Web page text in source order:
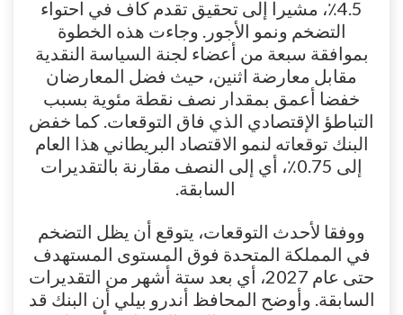
4.5٪، مشيرا إلى تحقيق تقدم كاف في احتواء
التضخم ونمو الأجور. وجاءت هذه الخطوة
بموافقة سبعة من أعضاء لجنة السياسة النقدية
مقابل معارضة اثنين، حيث فضل المعارضان
خفضا أعمق بمقدار نصف نقطة مئوية بسبب
التباطؤ الإقتصادي الذي فاق التوقعات. كما خفض
البنك توقعاته لنمو الاقتصاد البريطاني هذا العام
إلى 0.75٪، أي إلى النصف مقارنة بالتقديرات
السابقة.
ووفقا لأحدث التوقعات، يتوقع أن يظل التضخم
في المملكة المتحدة فوق المستوى المستهدف
حتى عام 2027، أي بعد ستة أشهر من التقديرات
السابقة. وأوضح المحافظ أندرو بيلي أن البنك قد